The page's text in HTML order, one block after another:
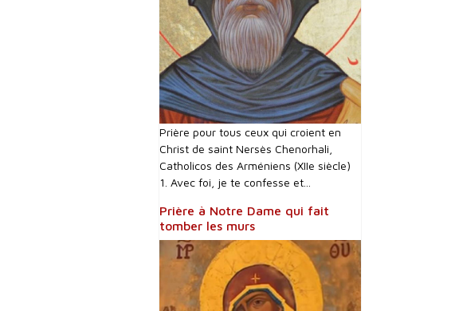
Prière pour tous ceux qui croient en
Christ de saint Nersès Chenorhali,
Catholicos des Arméniens (XIIe siècle)
1. Avec foi, je te confesse et...
Prière à Notre Dame qui fait
tomber les murs